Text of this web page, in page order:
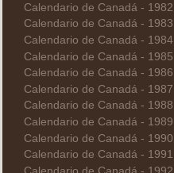
Calendario de Canadá - 1982
Calendario de Canadá - 1983
Calendario de Canadá - 1984
Calendario de Canadá - 1985
Calendario de Canadá - 1986
Calendario de Canadá - 1987
Calendario de Canadá - 1988
Calendario de Canadá - 1989
Calendario de Canadá - 1990
Calendario de Canadá - 1991